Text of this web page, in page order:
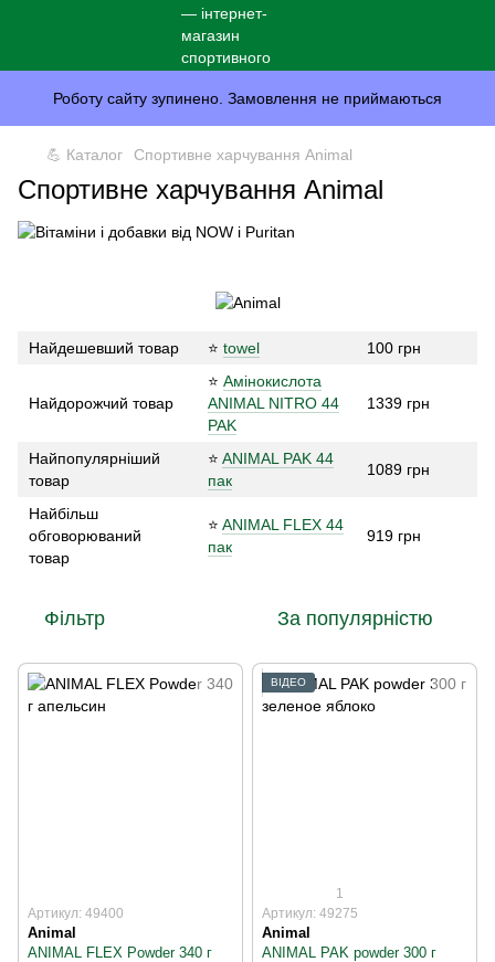
Роботу сайту зупинено. Замовлення не приймаються
💪 Каталог Спортивне харчування Animal
Спортивне харчування Animal
Найдешевший товар ⭐ towel 100 грн
Найдорожчий товар
⭐ Амінокислота
ANIMAL NITRO 44
PAK
1339 грн
Найпопулярніший
товар
⭐ ANIMAL PAK 44
пак
1089 грн
Найбільш
обговорюваний
товар
⭐ ANIMAL FLEX 44
пак
919 грн
Фільтр За популярністю
Артикул: 49400
Animal
ANIMAL FLEX Powder 340 г
ВІДЕО
1
Артикул: 49275
Animal
ANIMAL PAK powder 300 г